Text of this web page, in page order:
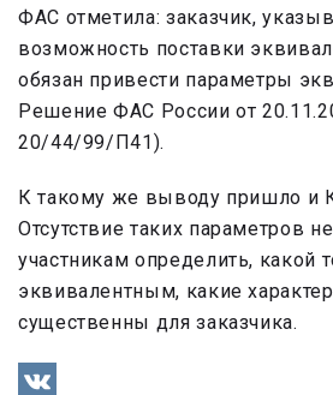
ФАС отметила: заказчик,
возможность поставки
обязан привести параметры
Решение ФАС России от
20/44/99/П41).
К такому же выводу пришло и
Отсутствие таких параметров
участникам определить, какой
эквивалентным, какие
существенны для заказчика.